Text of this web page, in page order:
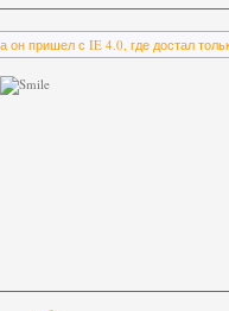
он пришел с IE 4.0, где достал